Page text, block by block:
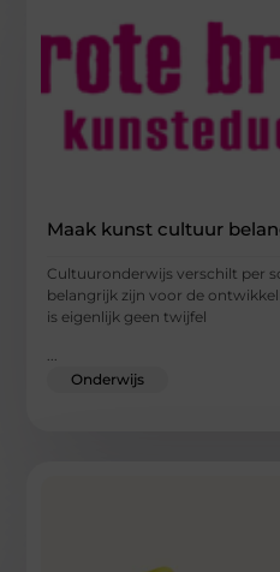
Maak kunst cultuur
Cultuuronderwijs verschilt per
belangrijk zijn voor de
is eigenlijk geen twijfel
...
Onderwijs